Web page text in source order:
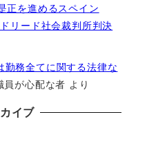
正を進めるスペイン
リード社会裁判所判決
務全てに関する法律な
員が心配な者 より
イブ